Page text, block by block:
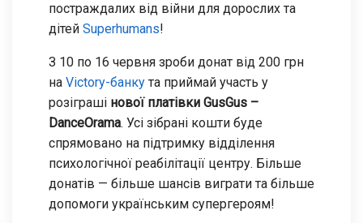
постраждалих від війни для дорослих та
дітей Superhumans!
З 10 по 16 червня зроби донат від 200 грн
на Victory-банку та приймай участь у
розіграші нової платівки GusGus –
DanceOrama. Усі зібрані кошти буде
спрямовано на підтримку відділення
психологічної реабілітації центру. Більше
донатів — більше шансів виграти та більше
допомоги українським супергероям!